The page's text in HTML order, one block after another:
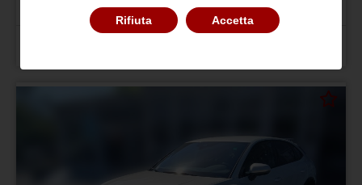
A1 allstreet 30 TFSI Business
Rifiuta Accetta